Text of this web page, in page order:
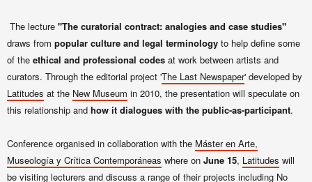
The lecture "The curatorial contract: analogies and case studies"
draws from popular culture and legal terminology to help define some
of the ethical and professional codes at work between artists and
curators. Through the editorial project 'The Last Newspaper' developed by
Latitudes at the New Museum in 2010, the presentation will speculate on
this relationship and how it dialogues with the public-as-participant.
Conference organised in collaboration with the Máster en Arte,
Museología y Crítica Contemporáneas where on June 15, Latitudes will
be visiting lecturers and discuss a range of their projects including No